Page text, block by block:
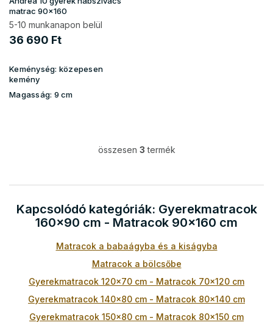
matrac 90x160
5-10 munkanapon belül
36 690 Ft
Keménység: közepesen
kemény
Magasság: 9 cm
L
t
i
r
n
í
t
s
e
összesen 3 termék
Kapcsolódó kategóriák: Gyerekmatracok
160x90 cm - Matracok 90x160 cm
Matracok a babaágyba és a kiságyba
Matracok a bölcsőbe
Gyerekmatracok 120x70 cm - Matracok 70x120 cm
Gyerekmatracok 140x80 cm - Matracok 80x140 cm
Gyerekmatracok 150x80 cm - Matracok 80x150 cm